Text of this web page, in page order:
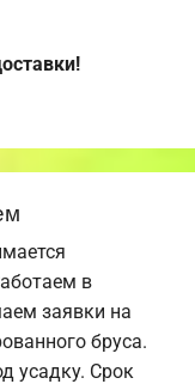
в
заявки на
бруса.
усадку. Срок